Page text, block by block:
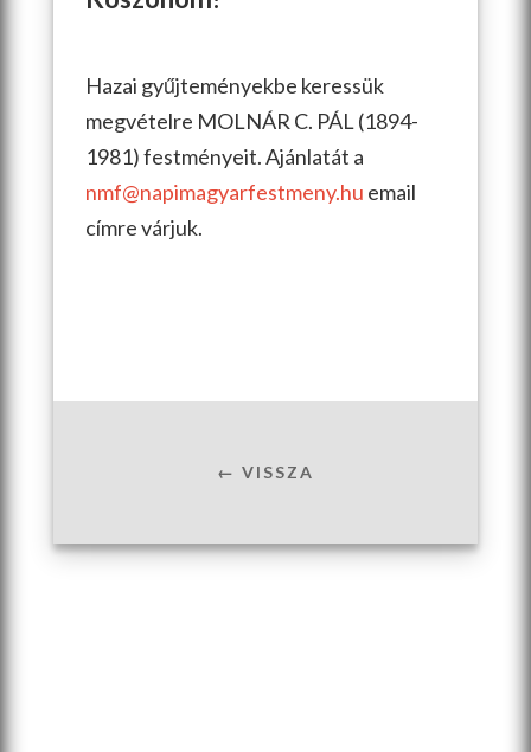
Hazai gyűjteményekbe keressük
megvételre MOLNÁR C. PÁL (1894-
1981) festményeit. Ajánlatát a
nmf@napimagyarfestmeny.hu email
címre várjuk.
← VISSZA